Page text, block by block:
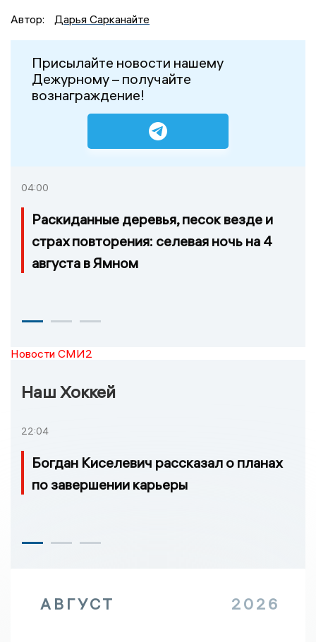
Автор: Дарья Сарканайте
Присылайте новости нашему
Дежурному – получайте
вознаграждение!
04:00
Раскиданные деревья, песок везде и
страх повторения: селевая ночь на 4
августа в Ямном
Новости СМИ2
Наш Хоккей
22:04
Богдан Киселевич рассказал о планах
по завершении карьеры
АВГУСТ 2026